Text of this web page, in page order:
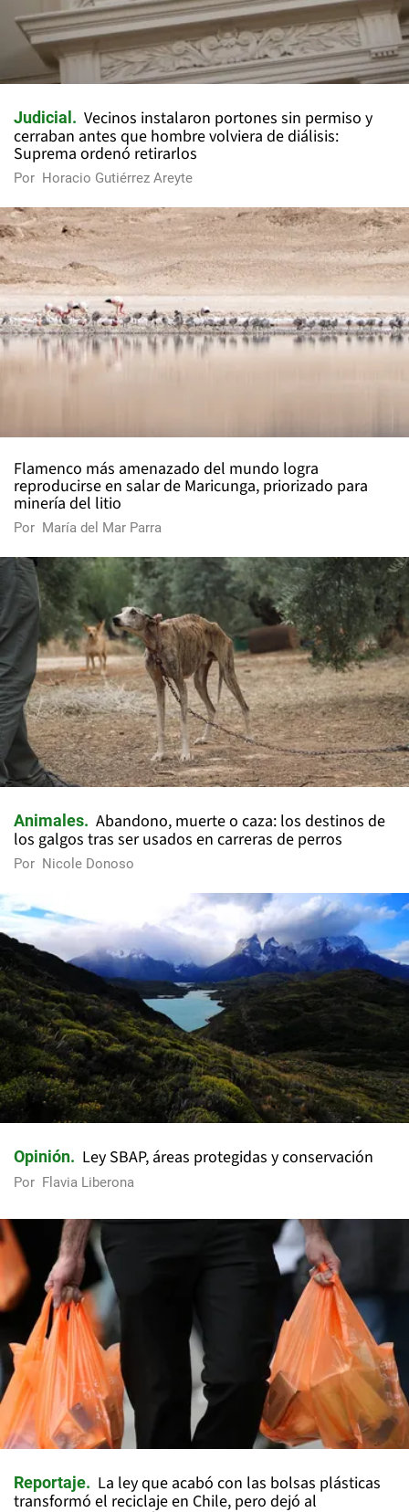
Judicial
Vecinos instalaron portones sin permiso y
cerraban antes que hombre volviera de diálisis:
Suprema ordenó retirarlos
Por Horacio Gutiérrez Areyte
Flamenco más amenazado del mundo logra
reproducirse en salar de Maricunga, priorizado para
minería del litio
Por María del Mar Parra
Animales
Abandono, muerte o caza: los destinos de
los galgos tras ser usados en carreras de perros
Por Nicole Donoso
Opinión Ley SBAP, áreas protegidas y conservación
Por Flavia Liberona
Reportaje
La ley que acabó con las bolsas plásticas
transformó el reciclaje en Chile, pero dejó al